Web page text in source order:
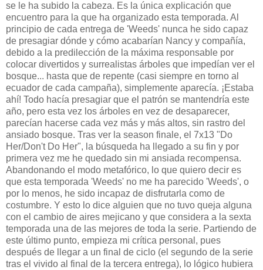
se le ha subido la cabeza. Es la única explicación que
encuentro para la que ha organizado esta temporada. Al
principio de cada entrega de 'Weeds' nunca he sido capaz
de presagiar dónde y cómo acabarían Nancy y compañía,
debido a la predilección de la máxima responsable por
colocar divertidos y surrealistas árboles que impedían ver el
bosque... hasta que de repente (casi siempre en torno al
ecuador de cada campaña), simplemente aparecía. ¡Estaba
ahí! Todo hacía presagiar que el patrón se mantendría este
año, pero esta vez los árboles en vez de desaparecer,
parecían hacerse cada vez más y más altos, sin rastro del
ansiado bosque. Tras ver la season finale, el 7x13 "Do
Her/Don't Do Her", la búsqueda ha llegado a su fin y por
primera vez me he quedado sin mi ansiada recompensa.
Abandonando el modo metafórico, lo que quiero decir es
que esta temporada 'Weeds' no me ha parecido 'Weeds', o
por lo menos, he sido incapaz de disfrutarla como de
costumbre. Y esto lo dice alguien que no tuvo queja alguna
con el cambio de aires mejicano y que considera a la sexta
temporada una de las mejores de toda la serie. Partiendo de
este último punto, empieza mi crítica personal, pues
después de llegar a un final de ciclo (el segundo de la serie
tras el vivido al final de la tercera entrega), lo lógico hubiera